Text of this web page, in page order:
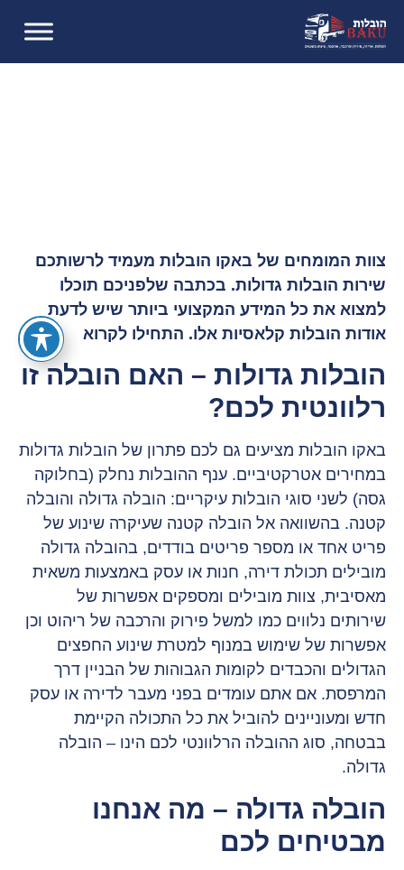
צוות המומחים של באקו הובלות מעמיד לרשותכם
שירות הובלות גדולות. בכתבה שלפניכם תוכלו
למצוא את כל המידע המקצועי ביותר שיש לדעת
אודות הובלות קלאסיות אלו. התחילו לקרוא
הובלות גדולות – האם הובלה זו
רלוונטית לכם?
באקו הובלות מציעים גם לכם פתרון של הובלות גדולות
במחירים אטרקטיביים. ענף ההובלות נחלק (בחלוקה
גסה) לשני סוגי הובלות עיקריים: הובלה גדולה והובלה
קטנה. בהשוואה אל הובלה קטנה שעיקרה שינוע של
פריט אחד או מספר פריטים בודדים, בהובלה גדולה
מובילים תכולת דירה, חנות או עסק באמצעות משאית
מאסיבית, צוות מובילים ומספקים אפשרות של
שירותים נלווים כמו למשל פירוק והרכבה של ריהוט וכן
אפשרות של שימוש במנוף למטרת שינוע החפצים
הגדולים והכבדים לקומות הגבוהות של הבניין דרך
המרפסת. אם אתם עומדים בפני מעבר לדירה או עסק
חדש ומעוניינים להוביל את כל התכולה הקיימת
בבטחה, סוג ההובלה הרלוונטי לכם הינו – הובלה
גדולה.
הובלה גדולה – מה אנחנו
מבטיחים לכם